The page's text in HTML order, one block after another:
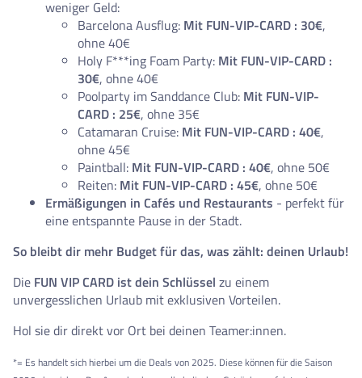
weniger Geld:
Barcelona Ausflug: Mit FUN-VIP-CARD : 30€,
ohne 40€
Holy F***ing Foam Party: Mit FUN-VIP-CARD :
30€, ohne 40€
Poolparty im Sanddance Club: Mit FUN-VIP-
CARD : 25€, ohne 35€
Catamaran Cruise: Mit FUN-VIP-CARD : 40€,
ohne 45€
Paintball: Mit FUN-VIP-CARD : 40€, ohne 50€
Reiten: Mit FUN-VIP-CARD : 45€, ohne 50€
Ermäßigungen in Cafés und Restaurants - perfekt für
eine entspannte Pause in der Stadt.
So bleibt dir mehr Budget für das, was zählt: deinen Urlaub!
Die FUN VIP CARD ist dein Schlüssel zu einem
unvergesslichen Urlaub mit exklusiven Vorteilen.
Hol sie dir direkt vor Ort bei deinen Teamer:innen.
*= Es handelt sich hierbei um die Deals von 2025. Diese können für die Saison